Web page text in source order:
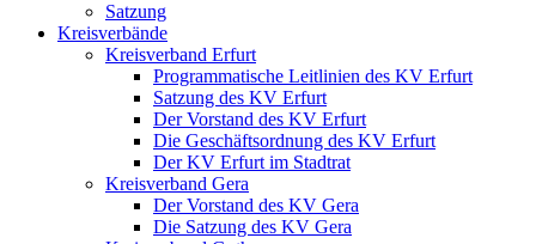
Satzung
Kreisverbände
Kreisverband Erfurt
Programmatische Leitlinien des KV Erfurt
Satzung des KV Erfurt
Der Vorstand des KV Erfurt
Die Geschäftsordnung des KV Erfurt
Der KV Erfurt im Stadtrat
Kreisverband Gera
Der Vorstand des KV Gera
Die Satzung des KV Gera